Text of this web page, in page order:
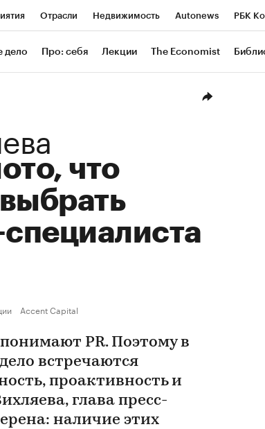
Отрасли Недвижимость Autonews РБК
РБК Life Тренды Визионеры
дело Про: себя Лекции The Economist
что
Accent Capital
PR. Поэтому в
встречаются
проактивность и
глава пресс-
наличие этих